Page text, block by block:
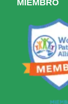
MIEMBRO